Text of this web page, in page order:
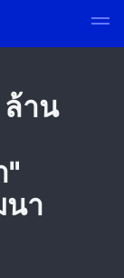
ล้าน
"
นา